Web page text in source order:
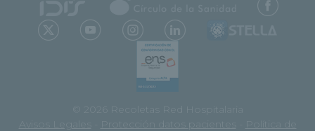
© 2026 Recoletas Red Hospitalaria
Avisos Legales
Protección datos pacientes
Política de